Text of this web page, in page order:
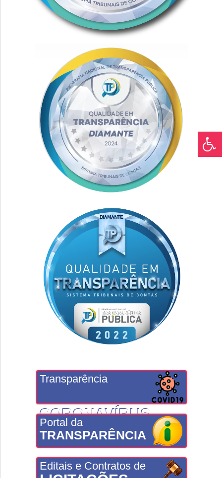
Transparência
CORONAVÍRUS
Portal da
TRANSPARÊNCIA
Editais e Contratos de